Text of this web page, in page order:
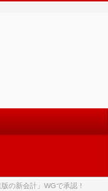
の新会計」WGで承認！